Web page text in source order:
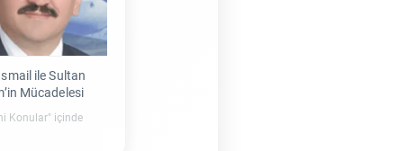
ile Sultan
Mücadelesi
Konular" içinde